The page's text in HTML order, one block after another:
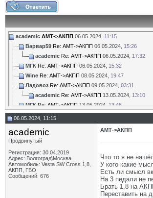
academic АМТ->АКПП 06.05.2024, 11:15
Варвар59 Re: АМТ->АКПП 06.05.2024, 15:26
academic Re: АМТ->АКПП 06.05.2024, 17:32
МГК Re: АМТ->АКПП 06.05.2024, 15:32
Wine Re: АМТ->АКПП 08.05.2024, 19:47
Ладовоз Re: АМТ->АКПП 09.05.2024, 03:31
academic Re: АМТ->АКПП 13.05.2024, 13:10
МГК Re: АМТ->АКПП 13.05.2024, 13:46
academic Re: АМТ->АКПП13.05.2024,14:02
Максим48 Re: АМТ->АКПП13.05.2024,
МГК Re: АМТ->АКПП 13.05.2024,
academic Re: АМТ->АКПП13.05.2024,14:14
МГК
Re: АМТ->АКПП 13.05.2024, 14:27
Re: АМТ->АКПП13.05.2024, 14:39
Re: АМТ->АКПП13.05.2024, 14:51
06.05.2024, 11:15
academic
Продвинутый
Регистрация: 30.04.2019
Адрес: Волгоград\Москва
Автомобиль: Vesta SW Cross 1,8,
АКПП, ГБО
Сообщений: 676
АМТ->АКПП
Что то я не
У кого какие
Есть ли смысл
На 3 педали не
Брать 1,8 на
Переставить на